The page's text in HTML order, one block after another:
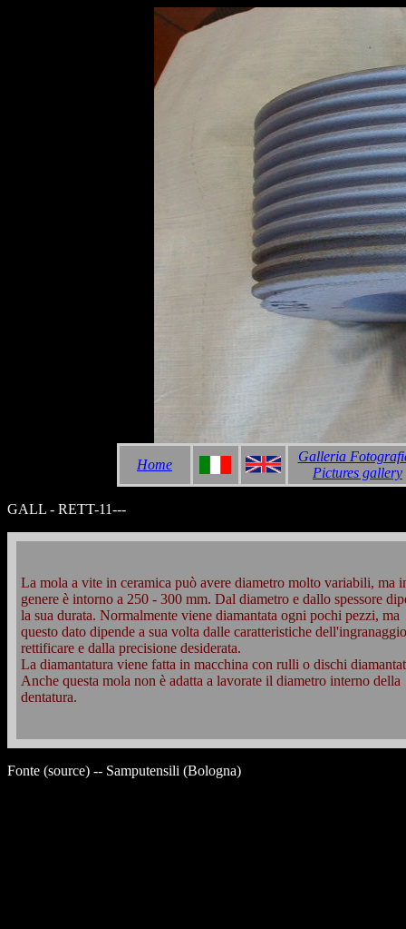
Home
Galleria
Pictures gallery
GALL - RETT-11---
La mola a vite in ceramica può avere diametro molto variabili, ma
genere è intorno a 250 - 300 mm. Dal diametro e dallo spessore
la sua durata. Normalmente viene diamantata ogni pochi pezzi, ma
questo dato dipende a sua volta dalle caratteristiche
rettificare e dalla precisione desiderata.
La diamantatura viene fatta in macchina con rulli o dischi
Anche questa mola non è adatta a lavorate il diametro interno della
dentatura.
Fonte (source) -- Samputensili (Bologna)